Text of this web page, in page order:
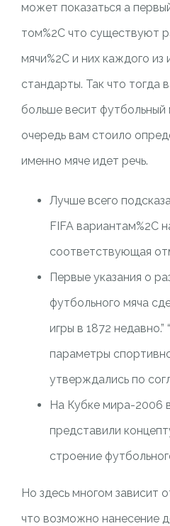
может показаться а
том%2C что существуют
мячи%2C и них каждого
стандарты. Так что тогда
больше весит футбольный
очередь вам стоило
именно мяче идет речь.
Лучше всего
FIFA вариантам%2C
соответствующая
Первые указания о
футбольного мяча
игры в 1872
параметры
утверждались по
На Кубке мира-2006
представили
строение
Но здесь многом зависит
что возможно нанесение